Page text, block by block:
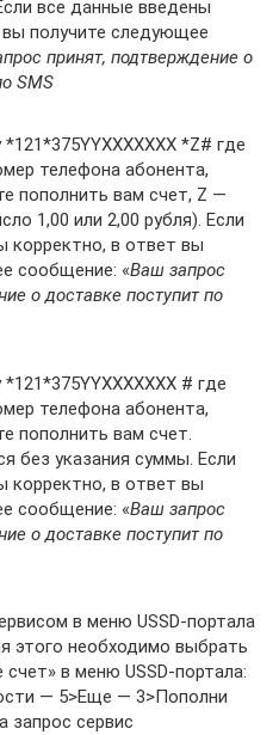
все данные введены
получите следующее
принят, подтверждение о
SMS
*Z# где
телефона абонента,
пополнить вам счет, Z —
1,00 или 2,00 рубля). Если
корректно, в ответ вы
сообщение: «Ваш запрос
о доставке поступит по
# где
телефона абонента,
пополнить вам счет.
без указания суммы. Если
корректно, в ответ вы
сообщение: «Ваш запрос
о доставке поступит по
в меню USSD-портала
этого необходимо выбрать
в меню USSD-портала:
— 5>Еще — 3>Пополни
запрос сервис